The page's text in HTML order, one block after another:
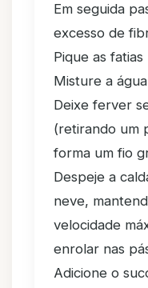
Em seguida
excesso de
Pique as
Misture a
Deixe ferver
(retirando um
forma um fio
Despeje a
neve,
velocidade
enrolar nas
Adicione o